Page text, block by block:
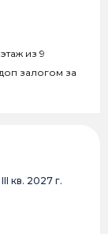
из 9
залогом за
III кв. 2027 г.